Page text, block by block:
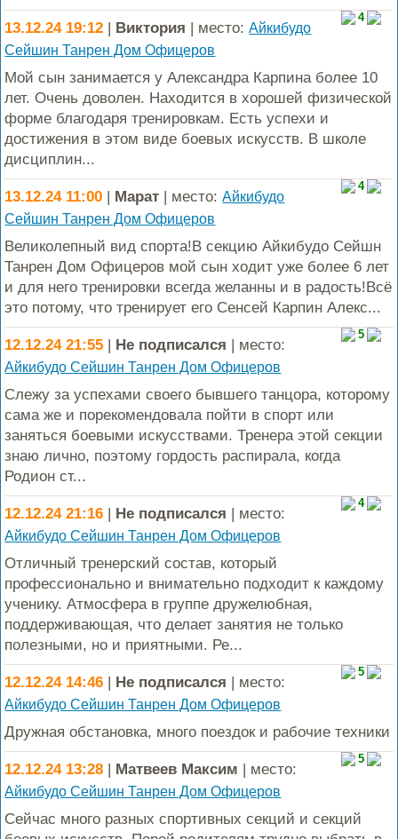
4
13.12.24 19:12 | Виктория | место:Айкибудо
Сейшин Танрен Дом Офицеров
Мой сын занимается у Александра Карпина более 10
лет. Очень доволен. Находится в хорошей физической
форме благодаря тренировкам. Есть успехи и
достижения в этом виде боевых искусств. В школе
дисциплин...
4
13.12.24 11:00 | Марат | место:Айкибудо
Сейшин Танрен Дом Офицеров
Великолепный вид спорта!В секцию Айкибудо Сейшн
Танрен Дом Офицеров мой сын ходит уже более 6 лет
и для него тренировки всегда желанны и в радость!Всё
это потому, что тренирует его Сенсей Карпин Алекс...
5
12.12.24 21:55 | Не подписался | место:
Айкибудо Сейшин Танрен Дом Офицеров
Слежу за успехами своего бывшего танцора, которому
сама же и порекомендовала пойти в спорт или
заняться боевыми искусствами. Тренера этой секции
знаю лично, поэтому гордость распирала, когда
Родион ст...
4
12.12.24 21:16 | Не подписался | место:
Айкибудо Сейшин Танрен Дом Офицеров
Отличный тренерский состав, который
профессионально и внимательно подходит к каждому
ученику. Атмосфера в группе дружелюбная,
поддерживающая, что делает занятия не только
полезными, но и приятными. Ре...
5
12.12.24 14:46 | Не подписался | место:
Айкибудо Сейшин Танрен Дом Офицеров
Дружная обстановка, много поездок и рабочие техники
5
12.12.24 13:28 | Матвеев Максим | место:
Айкибудо Сейшин Танрен Дом Офицеров
Сейчас много разных спортивных секций и секций